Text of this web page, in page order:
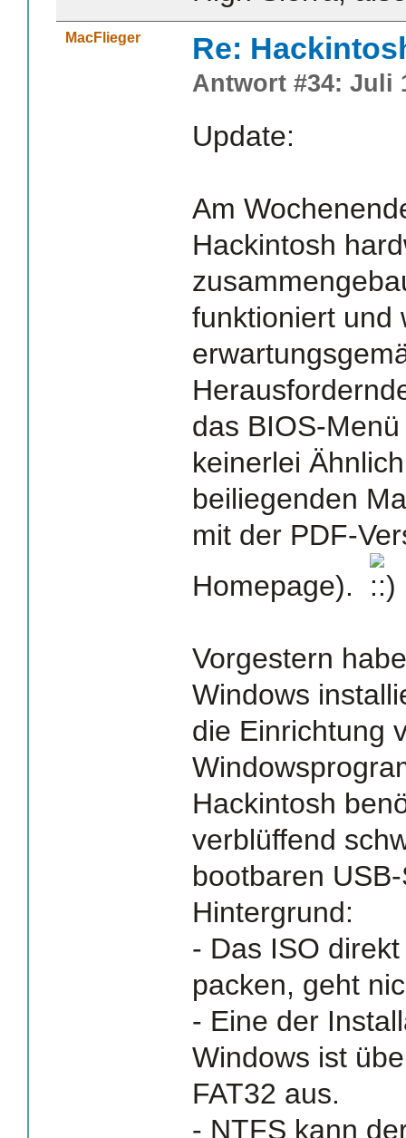
MacFlieger Re:
Antwort #34: Juli
Update:
Am
Hackintosh
funktioniert und
das BIOS-
keinerlei
beiliegenden
mit der PDF-
Homepage).
Vorgestern
Windows
die Einrichtung
Hackintosh
verblüffend
bootbaren
Hintergrund:
- Das ISO
packen, geht
- Eine der
Windows ist
FAT32 aus.
- NTFS kann